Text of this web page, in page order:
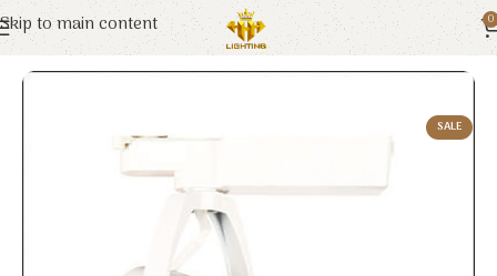
Skip to main content 0
Trang chủ Euroto Đèn LED
SALE